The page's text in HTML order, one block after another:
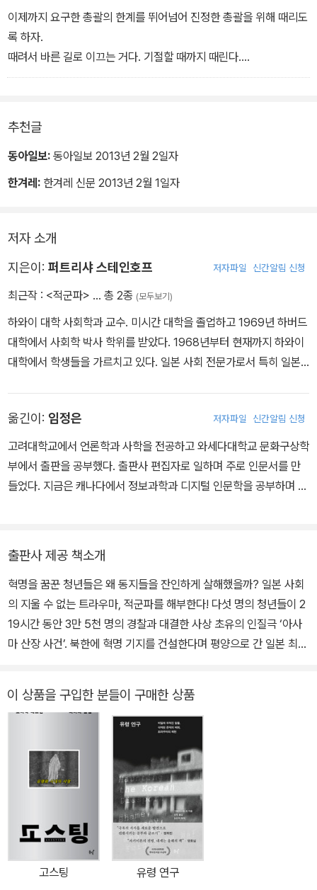
적군파의 이론은 적군파에 속한 일본 청년 병사들을 그야말로 활동의
중심에 세워놓았다. 선택받은 일본 청년으로서 세계 혁명 전쟁에서
요도 없었다. 적군파는 세계 혁명의 사명을 진 일본의 전위 분자로서
어디든지 갈 수 있었고 어떤 지역의 혁명 전쟁에도 참가할 수 있었다.
들어 던졌으며 활동 자금을 얻고자 총을 탈취해 은행을 털었다. 다른
당파가 총리의 미국 방문을 반대하는 데모를 준비할 때 적군파는 총
리 납치를 위한 군사 훈련을 계획했다. 그리고 1972년 2월, 다른 급
마지막 날 기동대 숫자는 1,500명으로 늘어났다. 산장 앞부분을 파괴
물이 발사되었다. 경찰은 12발의 연막탄과 1,400발이 넘는 최루탄을
쇠파이프 폭탄으로 항전했다. …… 이 공방전 마지막 날 현장은 일본
의 모든 방송국이 10시간 가까이 생중계했고 95퍼센트에 달하는 시
청률을 기록했다. - 2장 적군파 - 혁명 병사라는 이미지(138~139
쪽)
당시 고등학생이나 대학생이었던 사람들은 대부분 농성하던 멤버들
에게 공감했으며 수백 명이나 되는 기동대에 맞서 전투적으로 싸우던
모습에 성원을 보냈다고 회상한다. 공방전이 한창 벌어질 때 더욱 명
다도 허무하게 패배했기 때문에 신념에 근거해 자신을 희생한 투쟁으
로 여겨졌고, 많은 일본인에게 시대의 영웅을 안겨준 고결한 행위로
각인되었다. - 2장 적군파 - 혁명 병사라는 이미지(139~140쪽)
“적군파의 다른 활동들이 시대의 흐름 속에 묻혔어도, 이 사건만큼은
깊은 고뇌의 근원이자 운동이 극복해야 할 하나의 유산으로 남은 것
이다.”(152쪽) 저자는 적군파의 궤적을 따라가는 과정에서 적군파와
빠져들기가 너무나 쉬웠던 심연이라는 사실”(152쪽)을 인식하기 시
작한다.
내게 이 사건이 주는 진정한 교훈, 진정한 공포는 지극히 일반적인 사
적하여 조사하는 것이지 이야기를 세부에 걸쳐 정확히 반복하는 것은
다. 세부를 알지 못한다면 1972년 겨울 죽음의 숙청으로 연합적군이
라고 불린 일본의 혁명적 단체가 31명에서 19명으로 줄었다는 사실
때리고, 찌르고, 고문하여 죽음에 이르게 했다는 사실을. - 3장 연합
적군 숙청 사건 - 폐쇄된 집단의 내부 폭력(154쪽)
나가타 “당신 자신이 무슨 생각으로 산에 온 거냐고. 지금 자기 이야
기는 하나도 안 하고 있잖아. 왜 산에 온 건데?”
도야마 “무슨 말을 하라는 거죠?”
- 적군파와 혁명좌파의 공동 군사 훈련에서 오간 대화
판단과 행동에 주춧돌이 된 ‘이론’의 힘이다. 이론은 본디 인간의 힘으
로 세상을 해석하고 변혁하려는 적극적이고 능동적인 시도의 산물이
다. 그러나 연합적군은 스스로 만들어낸 이론에 눈이 가리고 만다.
훌륭한 혁명 전사가 될 수 있었다. 그는 ‘공산주의화’를 이루기 위해
자신의 문제점을 자각하고 극복하자고 제안했다. 기탄없이 비판을 주
고받음으로써 동지의 진보에 협력하자는 것이었다.
모리는 새로운 조직이 어떤 혁명적 행동에도 대응할 수 있으려면 먼
저 멤버의 내면적 준비가 필요하며 한 사람 한 사람이 공산주의화해
야 한다고 주장했다. 공산주의화라는 개념이 도대체 무엇을 뜻하는지
정확히 밝히지는 않았으나, 여하튼 더욱 훌륭하게 공산주의화한 혁명
전사가 되기 위해 각자 자신의 부르주아적인 행위를 자기 비판하여
점을 집단적으로 검증하고 개개인이 지적받은 약점을 뛰어넘고자 노
력하는 것이었다. - 3장 연합적군 숙청 사건 - 폐쇄된 집단의 내부 폭
력(171쪽)
복하여 훌륭한 혁명 전사로 거듭나겠다는 의욕에 가득 차 있었다. “애
득할 수 있음을 믿어 의심치 않았으며, 비판 대상이 된 사람마저 열심
히 노력하기만 하면 성과가 있으리라고 생각했다.”(179쪽)
그러나 ‘공산주의화’의 관념 자체가 모호했기에 그것이 구체적으로
어떤 경지인지는 아무도 몰랐다. 따라서 실제로 ‘공산주의화’를 이루
점점 심해지는 집단 비판을 언제까지나 감내해야 했고, 끝없이 이어
지는 추궁을 당하며 지극히 사소한 실수까지 모든 과거를 고해하듯
‘공산주의화’라는 방침 아래 멤버가 지극히 사소한 성적 과오까지 진
지하게 고백하고, 집단적 비판 세례를 받으면서 그 과오가 부르주아
사상이 남아 있는 탓이라는 크나큰 문제로 부풀려졌다고 해도 이상할
게 없다. 그런 하찮은 고백을 아무리 해봤자 혁명 전사로 나아가는 길
을 제대로 걷고 있는지 여부는 알 길이 없다. 그러기는커녕 같은 수준
의 사소한 행동을 아직 고백하지 않은 사람에게 불신감을 품는 토양
이제까지 요구한 총괄의 한계를 뛰어넘어 진정한 총괄을 위해 때리도
록 하자.
때려서 바른 길로 이끄는 거다. 기절할 때까지 때린다.
깨어났을 때는 새 사람으로 다시 태어나 공산주의화를 받아들일 거
‘총괄’ 대상이 된 멤버들이 ‘총괄’을 혼자 힘으로 제대로 해내지 못하
고 있다는 판단이 내려졌을 때, 동지의 발전을 원조한다는 명목에서
속에 꽁꽁 묶어 둔 채 굶기는 것은 동지가 자신의 문제를 자각하고 극
중앙위원회는 바로 두 사람을 구타할 임무를 나누어 맡았다. 이미 잠
자리에 든 다른 멤버들도 구타 장면을 보라고 깨워서 불러모았다. 맞
으면서 두 사람은 성적인 관계에 대해 점점 더 많이 고백했는데, 고백
에 의해 올바른 ‘총괄’로 가는 길을 개척할 수 있다고 생각했기 때문이
달랐을지언정 공산주의화 달성을 향한 효과적 수단을 발견했다는 확
신에 깊이를 더해주었다. 모리는 이 결과에 상당히 만족스러워했고,
다. - 3장 연합적군 숙청 사건 - 폐쇄된 집단의 내부 폭력(185쪽)
지도자의 입에서 이처럼 눈앞의 현상을, 당장의 행위를 뒷받침하는
한번 이론이 주어지자 더는 고민할 필요가 없어졌다. 새로운 사태가
서 벗어날 틈이 또 다른 이론으로 하나하나 막혀 갔다. 급기야는 살해
당한 동지의 죽음을 혁명 전사로서 자신의 부족함에 절망한 끝에 ‘패
배사(敗北死)’한 것이라고 규정하기에 이르렀다.
마구 때렸고, 기운이 빠져 저항하지 못하는 상태가 되어도 사정을 봐
주지 않았다. 각자 자기를 지키기 위해 한 행위였으나 이데올로기의
차원에서는 오자키를 돕는 행위로 정의되었다. 그러나 오자키는 죽어
버렸다. 만약 그들이 때린 탓에 죽었다면 그들은 살인자다. 그리고 공
산주의화를 달성하려고 함께 한 노력은 그들을 그릇된 길로 이끈 셈
이 된다. 이런 상황에 직면한 멤버들에게 모리는 오자키가 그들의 행
동 탓에 죽은 게 아니라 자기 자신의 과오 때문에 죽었다고 잘라 말했
다. 오자키는 모두가 도와주었는데도 불구하고 공산주의화의 지평으
로 나아갈 힘이 없었기에 패배사를 ‘선택’한 것이다. - 3장 연합적군
숙청 사건 - 폐쇄된 집단의 내부 폭력(191~192쪽)
추천글
동아일보: 동아일보 2013년 2월 2일자
한겨레: 한겨레 신문 2013년 2월 1일자
저자 소개
지은이: 퍼트리샤 스테인호프 저자파일 신간알림 신청
최근작 : <적군파> … 총 2종 (모두보기)
하와이 대학 사회학과 교수. 미시간 대학을 졸업하고 1969년 하버드
대학에서 사회학 박사 학위를 받았다. 1968년부터 현재까지 하와이
대학에서 학생들을 가르치고 있다. 일본 사회 전문가로서 특히 일본
해 적군파 연구에 뛰어들었다. 이후 20여 년에 걸쳐 일본과 미국을
오가며 관계자 인터뷰와 자료 분석을 통해 평범한 청년들을 광기 어
린 비극으로 몰아 간 동인을 밝히는 데 힘썼다. 도쿄대 사회과학연구
소 연구원으로 있던 1991년, 마침내 연구 성과를 종합하여 일본 가와
편성을 추출해내는 통찰력이 담긴 이 책은 적군파 연구의 독보적 저
작으로 널리 인정받았다. 2003년 이와나미쇼텐(岩波書店)에서 재
출간된 이후 《적군파》는 지금까지 적군파의 전모를 이해하기에 가장
적합한 길잡이의 자리를 지키고 있다.
옮긴이: 임정은 저자파일 신간알림 신청
고려대학교에서 언론학과 사학을 전공하고 와세다대학교 문화구상학
부에서 출판을 공부했다. 출판사 편집자로 일하며 주로 인문서를 만
들었다. 지금은 캐나다에서 정보과학과 디지털 인문학을 공부하며 때
출판사 제공 책소개
혁명을 꿈꾼 청년들은 왜 동지들을 잔인하게 살해했을까? 일본 사회
의 지울 수 없는 트라우마, 적군파를 해부한다! 다섯 명의 청년들이 2
19시간 동안 3만 5천 명의 경찰과 대결한 사상 초유의 인질극 ‘아사
마 산장 사건’. 북한에 혁명 기지를 건설한다며 평양으로 간 일본 최초
한 동지 살해로 일본 진보 운동에 찬물을 끼얹은 ‘연합적군 숙청 사
선을 걸었다. 대학에 들어와 사회 문제에 눈뜬 평범한 청년들이 적군
파에서 세계 혁명을 위해 무엇이든 할 수 있는 투사로 변신했다. 그러
나 그들이 다다른 종착점은 동지 살해라는 참혹한 비극이었다. 《적군
파》는 일본 진보의 역사에 지워지지 않을 상처를 남긴 이 문제적 조직
을, 그들이 저지른 숙청 사건의 실체를 객관적 시선으로 치밀하게 추
적한 최초의 책이다. 그때 그곳에 있었다면 당신도 도망치지 못했을
것이다! 내부 폭력의 집단 심리를 분석한 사회심리학 다큐멘터리 혁
이 상품을 구입한 분들이 구매한 상품
고스팅 유령 연구